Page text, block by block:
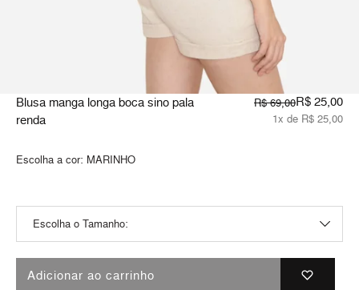
Blusa manga longa boca sino pala
renda
R$ 69,00R$ 25,00
1x de R$ 25,00
Escolha a cor: MARINHO
Adicionar ao carrinho